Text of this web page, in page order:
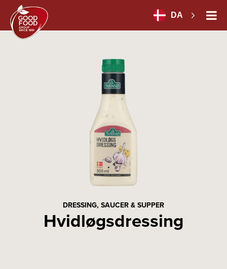
DA
DRESSING, SAUCER & SUPPER
Hvidløgsdressing